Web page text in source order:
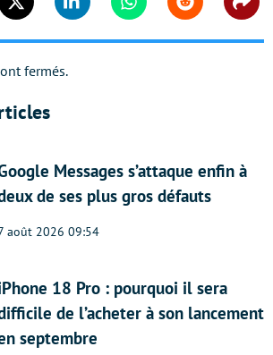
Twitter Linkedin WhatsappReddit
fermés.
Messages s’attaque enfin à
de ses plus gros défauts
août 2026 09:54
18 Pro : pourquoi il sera
de l’acheter à son lancement
septembre